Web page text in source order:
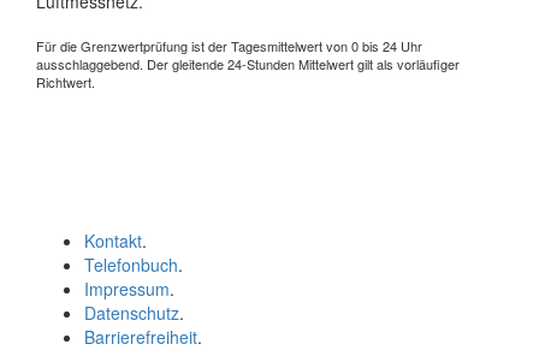
Für die Grenzwertprüfung ist der Tagesmittelwert von 0 bis 24 Uhr
ausschlaggebend. Der gleitende 24-Stunden Mittelwert gilt als vorläufiger
Richtwert.
Kontakt.
Telefonbuch.
Impressum.
Datenschutz.
Barrierefreiheit.